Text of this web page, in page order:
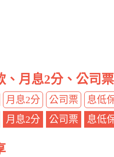
、月息2分、公司
月息2分 公司票
息低
月息2分 公司票 息低